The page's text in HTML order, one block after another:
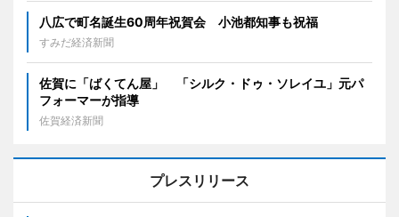
八広で町名誕生60周年祝賀会 小池都知事も祝福
すみだ経済新聞
佐賀に「ばくてん屋」 「シルク・ドゥ・ソレイユ」元パ
フォーマーが指導
佐賀経済新聞
プレスリリース